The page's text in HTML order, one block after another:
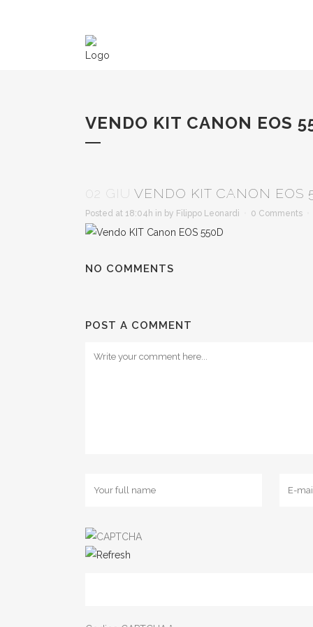
VENDO KIT CANON EOS
02 GIU VENDO KIT CANON EOS
Posted at 18:04h in by Filippo Leonardi 0 Comments
NO COMMENTS
POST A COMMENT